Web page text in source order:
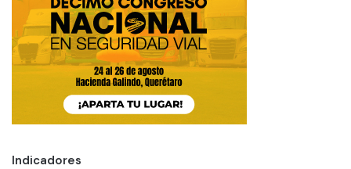
Indicadores